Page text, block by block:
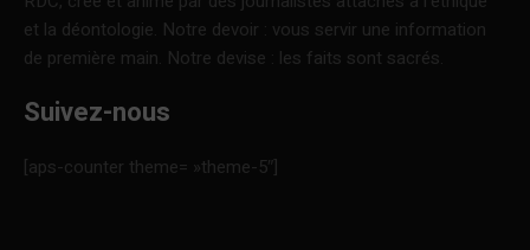
et la déontologie. Notre devoir : vous servir une information
de première main. Notre devise : les faits sont sacrés.
Suivez-nous
[aps-counter theme= »theme-5″]